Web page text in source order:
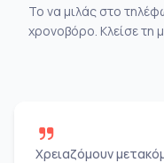
Το να μιλάς στο
χρονοβόρο. Κλείσε τη
Χρειαζόμουν